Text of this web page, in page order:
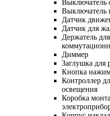
Выключатель
Выключатель
Датчик
Датчик для
Держатель
Диммер
Заглушка для
Кнопка
Контроллер
освещения
Коробка